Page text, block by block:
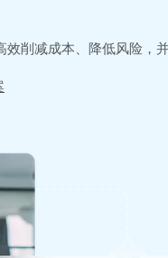
削减成本、降低风险，